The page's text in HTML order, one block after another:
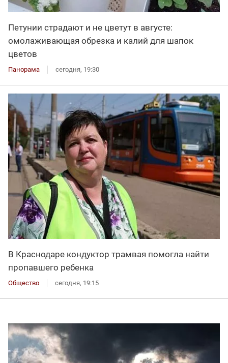
Петунии страдают и не цветут в августе:
омолаживающая обрезка и калий для шапок
цветов
Панорама сегодня, 19:30
В Краснодаре кондуктор трамвая помогла найти
пропавшего ребенка
Общество сегодня, 19:15